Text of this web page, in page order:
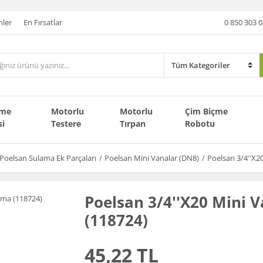
En Fırsatlar 0 850 303
Motorlu
Testere
Motorlu
Tırpan
Çim Biçme
Robotu
Poelsan Sulama Ek Parçaları Poelsan Mini Vanalar (DN8) Poelsan 3/
Poelsan 3/4''X20 Mini
(118724)
45,22 TL